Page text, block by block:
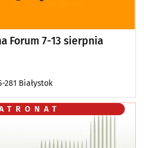
Forum 7-13 sierpnia
281 Białystok